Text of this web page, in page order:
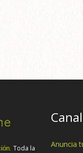
Toda la
Anuncia